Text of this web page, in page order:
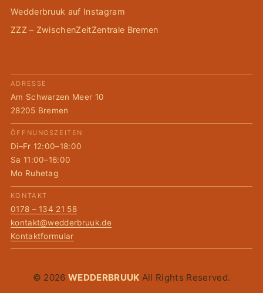
Wedderbruuk auf Instagram
ZZZ – ZwischenZeitZentrale Bremen
ADRESSE
Am Schwarzen Meer 10
28205 Bremen
ÖFFNUNGSZEITEN
Di–Fr 12:00–18:00
Sa 11:00–16:00
Mo Ruhetag
KONTAKT
0178 – 134 21 58
kontakt@wedderbruuk.de
Kontaktformular
© 2026 WEDDERBRUUK All Rights Reserved.